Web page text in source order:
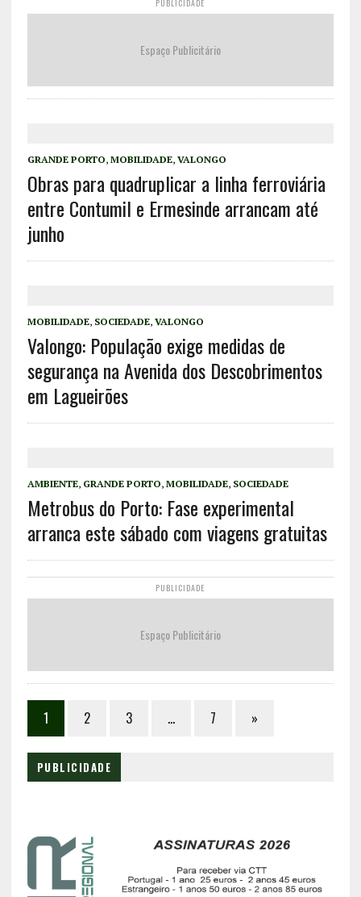
PUBLICIDADE
Espaço Publicitário
GRANDE PORTO, MOBILIDADE, VALONGO
Obras para quadruplicar a linha ferroviária
entre Contumil e Ermesinde arrancam até
junho
MOBILIDADE, SOCIEDADE, VALONGO
Valongo: População exige medidas de
segurança na Avenida dos Descobrimentos
em Lagueirões
AMBIENTE, GRANDE PORTO, MOBILIDADE, SOCIEDADE
Metrobus do Porto: Fase experimental
arranca este sábado com viagens gratuitas
PUBLICIDADE
Espaço Publicitário
1 2 3 … 7 »
PUBLICIDADE